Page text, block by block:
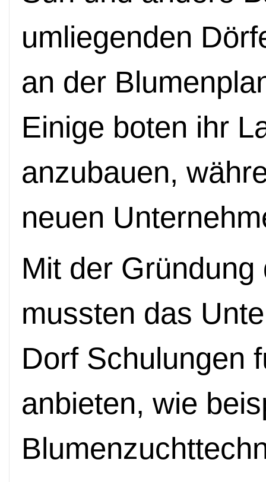
umliegenden
an der
Einige boten ihr
anzubauen,
neuen
Mit der Gründung
mussten das
Dorf Schulungen f
anbieten, wie